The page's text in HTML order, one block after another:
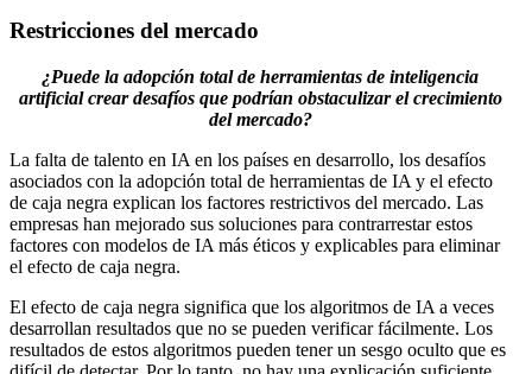
Restricciones del mercado
¿Puede la adopción total de herramientas de inteligencia
artificial crear desafíos que podrían obstaculizar el crecimiento
del mercado?
La falta de talento en IA en los países en desarrollo, los desafíos
asociados con la adopción total de herramientas de IA y el efecto
de caja negra explican los factores restrictivos del mercado. Las
empresas han mejorado sus soluciones para contrarrestar estos
factores con modelos de IA más éticos y explicables para eliminar
el efecto de caja negra.
El efecto de caja negra significa que los algoritmos de IA a veces
desarrollan resultados que no se pueden verificar fácilmente. Los
resultados de estos algoritmos pueden tener un sesgo oculto que es